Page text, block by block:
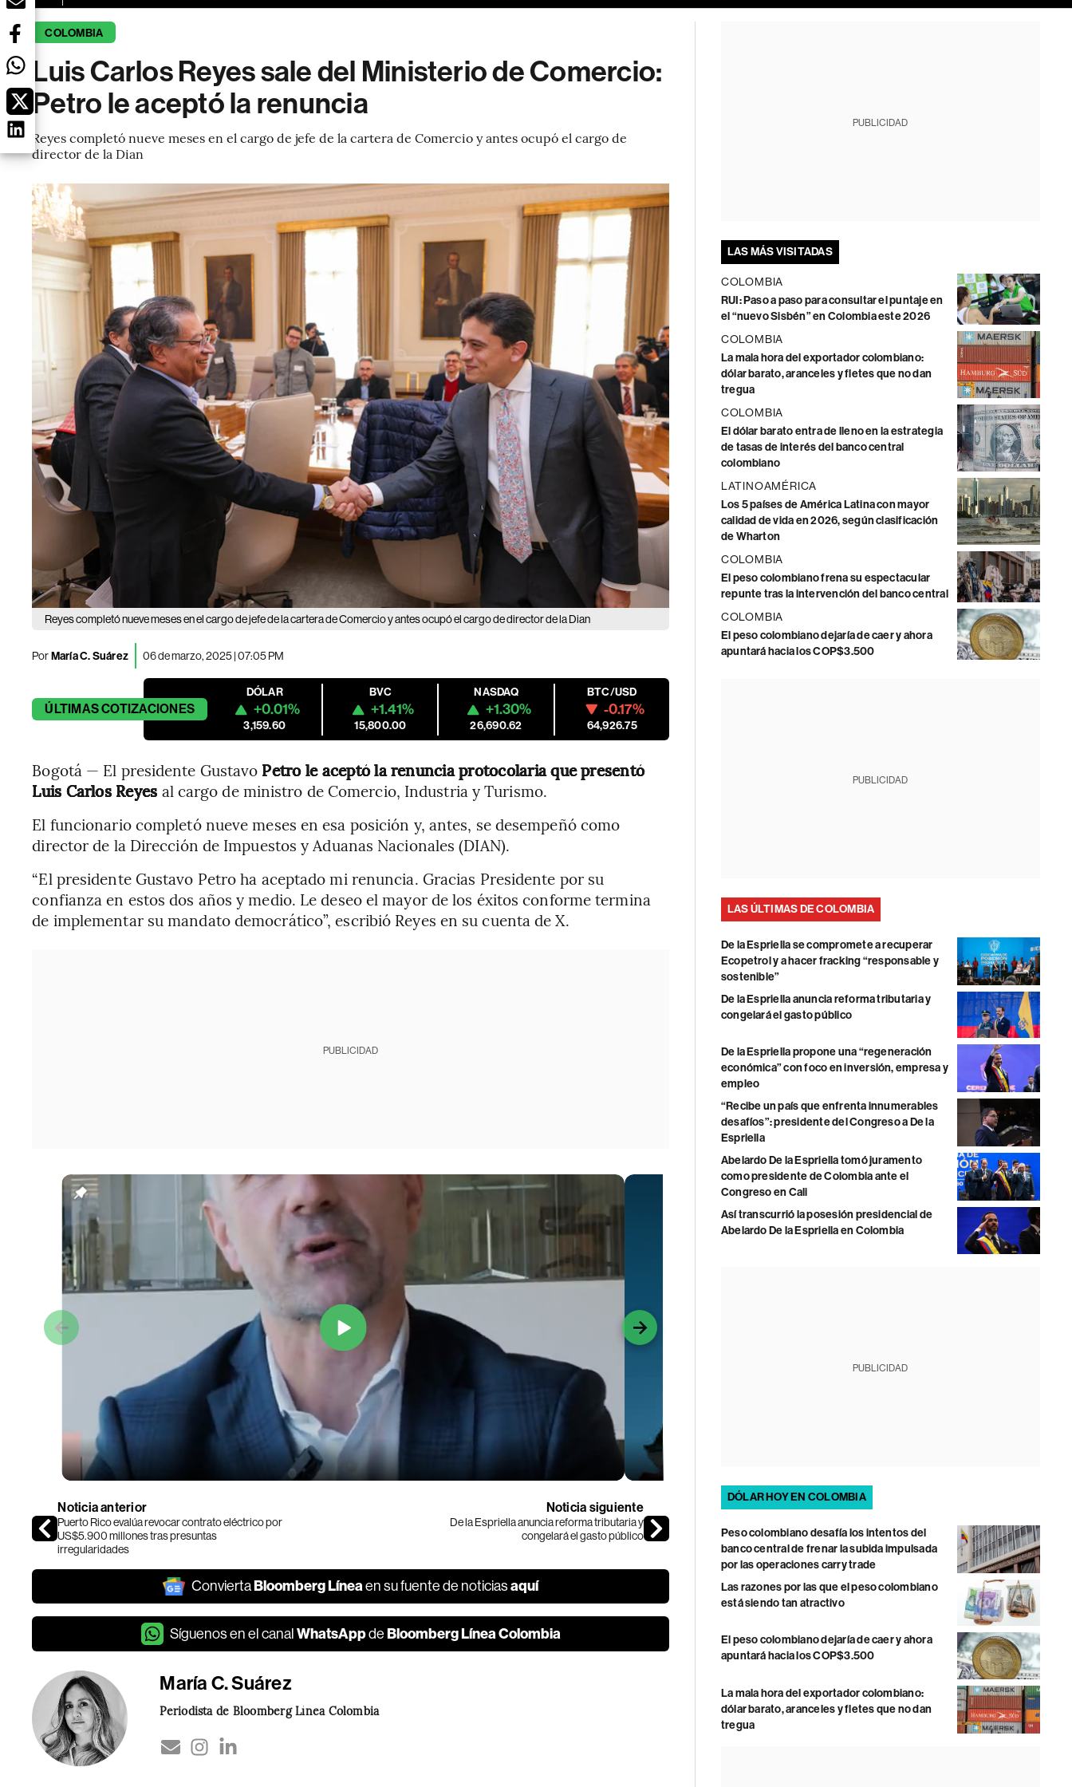
COLOMBIA
Luis Carlos Reyes sale del Ministerio de Comercio:
Petro le aceptó la renuncia
Reyes completó nueve meses en el cargo de jefe de la cartera de Comercio y antes ocupó el cargo de
director de la Dian
Reyes completó nueve meses en el cargo de jefe de la cartera de Comercio y antes ocupó el cargo de director de la Dian
PorMaría C. Suárez 06 de marzo, 2025 | 07:05 PM
ÚLTIMASCOTIZACIONES
DÓLAR
+0.01%
3,159.60
BVC
+1.41%
15,800.00
NASDAQ
+1.30%
26,690.62
BTC/USD
-0.17%
64,926.75
Bogotá — El presidente Gustavo Petro le aceptó la renuncia protocolaria que presentó
Luis Carlos Reyes al cargo de ministro de Comercio, Industria y Turismo.
El funcionario completó nueve meses en esa posición y, antes, se desempeñó como
director de la Dirección de Impuestos y Aduanas Nacionales (DIAN).
“El presidente Gustavo Petro ha aceptado mi renuncia. Gracias Presidente por su
confianza en estos dos años y medio. Le deseo el mayor de los éxitos conforme termina
de implementar su mandato democrático”, escribió Reyes en su cuenta de X.
PUBLICIDAD
Noticia anterior
Puerto Rico evalúa revocar contrato eléctrico por
US$5.900 millones tras presuntas
irregularidades
Noticia siguiente
De la Espriella anuncia reforma tributaria y
congelará el gasto público
ConviertaBloomberg Líneaen su fuente de noticiasaquí
Síguenos en el canal WhatsAppde Bloomberg Línea Colombia
María C. Suárez
Periodista de Bloomberg Línea Colombia
PUBLICIDAD
LAS MÁS VISITADAS
COLOMBIA
RUI: Paso a paso para consultar el puntaje en
el “nuevo Sisbén” en Colombia este 2026
COLOMBIA
La mala hora del exportador colombiano:
dólar barato, aranceles y fletes que no dan
tregua
COLOMBIA
El dólar barato entra de lleno en la estrategia
de tasas de interés del banco central
colombiano
LATINOAMÉRICA
Los 5 países de América Latina con mayor
calidad de vida en 2026, según clasificación
de Wharton
COLOMBIA
El peso colombiano frena su espectacular
repunte tras la intervención del banco central
COLOMBIA
El peso colombiano dejaría de caer y ahora
apuntará hacia los COP$3.500
PUBLICIDAD
LAS ÚLTIMAS DE COLOMBIA
De la Espriella se compromete a recuperar
Ecopetrol y a hacer fracking “responsable y
sostenible”
De la Espriella anuncia reforma tributaria y
congelará el gasto público
De la Espriella propone una “regeneración
económica” con foco en inversión, empresa y
empleo
“Recibe un país que enfrenta innumerables
desafíos”: presidente del Congreso a De la
Espriella
Abelardo De la Espriella tomó juramento
como presidente de Colombia ante el
Congreso en Cali
Así transcurrió la posesión presidencial de
Abelardo De la Espriella en Colombia
PUBLICIDAD
DÓLAR HOY EN COLOMBIA
Peso colombiano desafía los intentos del
banco central de frenar la subida impulsada
por las operaciones carry trade
Las razones por las que el peso colombiano
está siendo tan atractivo
El peso colombiano dejaría de caer y ahora
apuntará hacia los COP$3.500
La mala hora del exportador colombiano:
dólar barato, aranceles y fletes que no dan
tregua